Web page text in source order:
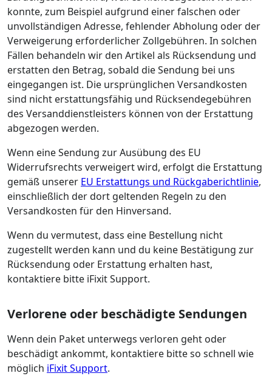
konnte, zum Beispiel aufgrund einer falschen oder
unvollständigen Adresse, fehlender Abholung oder der
Verweigerung erforderlicher Zollgebühren. In solchen
Fällen behandeln wir den Artikel als Rücksendung und
erstatten den Betrag, sobald die Sendung bei uns
eingegangen ist. Die ursprünglichen Versandkosten
sind nicht erstattungsfähig und Rücksendegebühren
des Versanddienstleisters können von der Erstattung
abgezogen werden.
Wenn eine Sendung zur Ausübung des EU
Widerrufsrechts verweigert wird, erfolgt die Erstattung
gemäß unserer EU Erstattungs und Rückgaberichtlinie,
einschließlich der dort geltenden Regeln zu den
Versandkosten für den Hinversand.
Wenn du vermutest, dass eine Bestellung nicht
zugestellt werden kann und du keine Bestätigung zur
Rücksendung oder Erstattung erhalten hast,
kontaktiere bitte iFixit Support.
Verlorene oder beschädigte Sendungen
Wenn dein Paket unterwegs verloren geht oder
beschädigt ankommt, kontaktiere bitte so schnell wie
möglich iFixit Support.